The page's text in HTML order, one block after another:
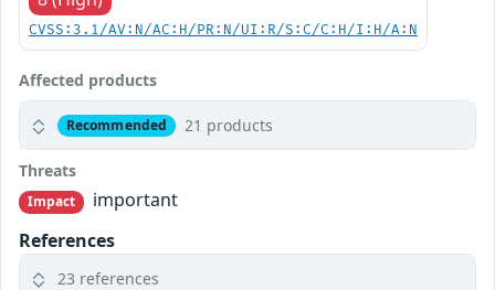
CVSS:3.1/AV:N/AC:H/PR:N/UI:R/S:C/C:H/I:H/A:N
Affected products
Recommended 21 products
Threats
Impact
important
References
23 references